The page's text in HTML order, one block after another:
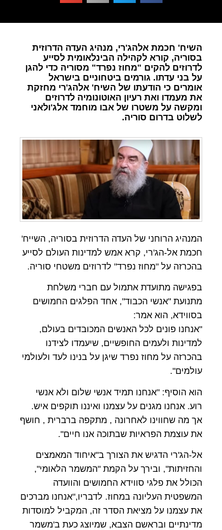
השיח' חכמת אלהג'רי, מנהיג העדה הדרוזית
בסוריה, קורא לקהילה הבינלאומית לסייע
לדרוזים להקים "מחוז נפרד" מסוריה כדי להגן
על בני עדתו. גורמים ביטחוניים בישראל
אומרים כי הודעתו של השיח' אלהג'רי מחזקת
את מעמדו ואת רעיון האוטונומיה לדרוזים
ומקשה על משטרו של אבו מוחמד אלג'ולאני
לשלוט בדרום סוריה.
המנהיג הרוחני של העדה הדרוזית בסוריה, השייח'
חכמת אל-הג'רי, קרא אמש למדינות העולם לסייע
בהכרזה על "מחוז נפרד" לדרוזים משטחי סוריה.
בפגישה מתועדת אתמול עם חברי משלחת
מתנועת "אנשי הכבוד", אחד הפלגים החמושים
בסווידא, הוא אמר:
"אנחנו פונים לכל האנשים המכובדים בעולם,
למדינות ולעמים החופשיים, שיעמדו לצידנו
בהכרזה על מחוז נפרד שיגן על בנינו לעד ולעולמי
עולמים".
הוא הוסיף: "אנחנו תמיד אנשי שלום ולא אנשי
רוע. אנחנו מגנים על עצמנו ואיננו תוקפים איש.
אך מה שחווינו לאחרונה , מתקפה ברברית , חושף
את עוצמת הפראיות שבתוכה אנו חיים".
אל-הג'רי הדגיש את הצורך ב"איחוד המאמצים
והחזיתות", ובירך על הקמת "המשמר הלאומי",
הכולל את פלגי סווידא החמושים והוועדה
המשפטית העליונה במחוז. לדבריו,"אנחנו מברכים
את עצמנו על מציאת הסדר זה, המקביל למוסדות
מדינתיים ובראשם הצבא, שמיוצג כעת ב'משמר